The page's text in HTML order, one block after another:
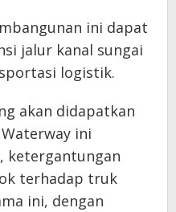
ini dapat
jalur kanal sungai
logistik.
akan didapatkan
ini
ketergantungan
terhadap truk
ini, dengan